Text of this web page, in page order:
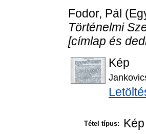
Fodor, Pál
Történelmi
[címlap és
Kép
Tétel típus: Kép